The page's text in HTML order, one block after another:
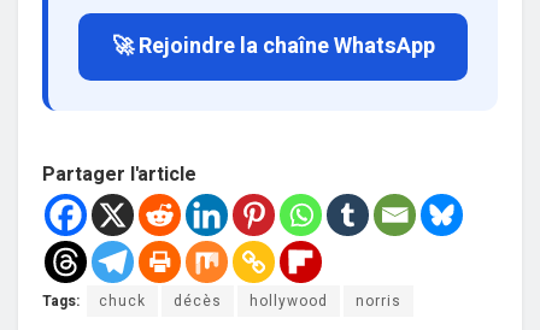
🚀 Rejoindre la chaîne WhatsApp
Partager l'article
Tags: chuck décès hollywood norris